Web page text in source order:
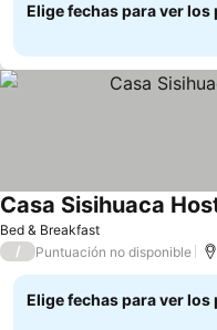
Elige fechas para ver
Bed & Breakfast
Casa Sisihuaca
/ Puntuación no disponible
Elige fechas para ver